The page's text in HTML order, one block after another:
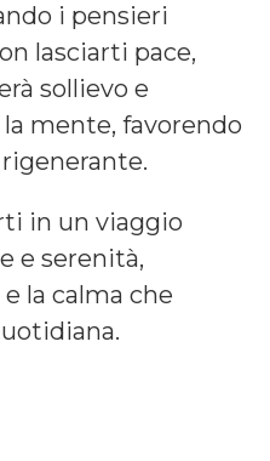
i pensieri
lasciarti pace,
sollievo e
mente, favorendo
in un viaggio
e serenità,
la calma che